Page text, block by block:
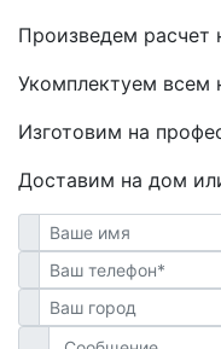
Произведем расчет
Укомплектуем всем
Изготовим на
Доставим на дом